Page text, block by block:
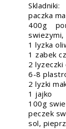
Skladniki:
paczka
400g
swiezymi,
1 lyzka
1 zabek
2 lyzeczki
6-8
2 lyzki
1 jajko
100g
peczek
sol, pieprz